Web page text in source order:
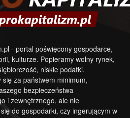
- portal poświęcony gospodarce,
kulturze. Popieramy wolny rynek,
niskie podatki.
się za państwem minimum,
bezpieczeństwa
i zewnętrznego, ale nie
do gospodarki, czy ingerującym w